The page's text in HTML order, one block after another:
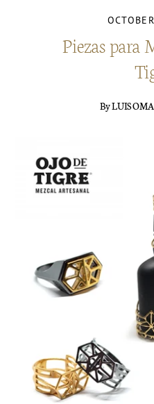
Piezas para
By LUIS